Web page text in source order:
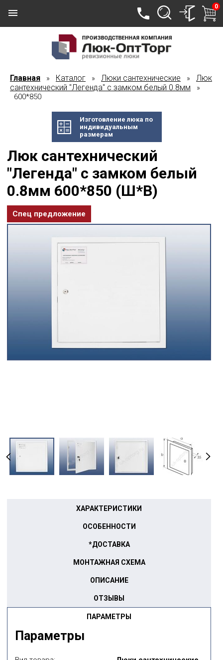
0
Главная » Каталог » Люки сантехнические » Люк
сантехнический "Легенда" с замком белый 0.8мм »
600*850
Изготовление люка по
индивидуальным
размерам
Люк сантехнический
"Легенда" с замком белый
0.8мм 600*850 (Ш*В)
Спец предложение
ПАРАМЕТРЫ
ХАРАКТЕРИСТИКИ
ОСОБЕННОСТИ
*ДОСТАВКА
МОНТАЖНАЯ СХЕМА
ОПИСАНИЕ
ОТЗЫВЫ
Параметры